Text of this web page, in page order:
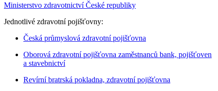
Ministerstvo zdravotnictví České republiky
Jednotlivé zdravotní pojišťovny:
Česká průmyslová zdravotní pojišťovna
Oborová zdravotní pojišťovna zaměstnanců bank, pojišťoven
a stavebnictví
Revírní bratrská pokladna, zdravotní pojišťovna